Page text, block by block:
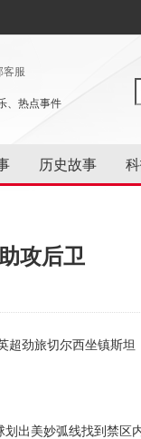
客服
、热点事件
历史故事
攻后卫
超劲旅切尔西坐镇斯坦
出美妙弧线找到禁区